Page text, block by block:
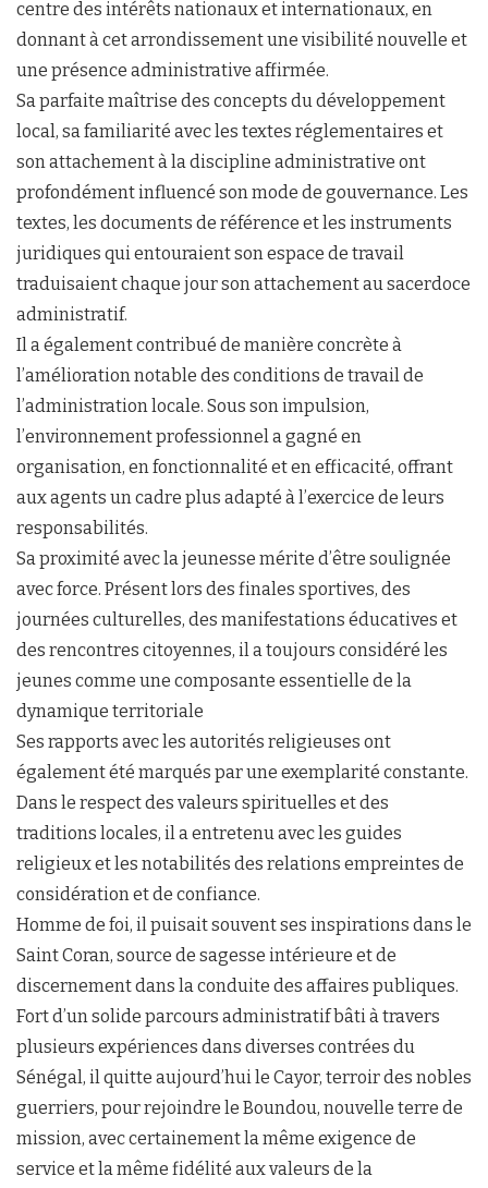
centre des intérêts nationaux et internationaux, en
donnant à cet arrondissement une visibilité nouvelle et
une présence administrative affirmée.
Sa parfaite maîtrise des concepts du développement
local, sa familiarité avec les textes réglementaires et
son attachement à la discipline administrative ont
profondément influencé son mode de gouvernance. Les
textes, les documents de référence et les instruments
juridiques qui entouraient son espace de travail
traduisaient chaque jour son attachement au sacerdoce
administratif.
Il a également contribué de manière concrète à
l’amélioration notable des conditions de travail de
l’administration locale. Sous son impulsion,
l’environnement professionnel a gagné en
organisation, en fonctionnalité et en efficacité, offrant
aux agents un cadre plus adapté à l’exercice de leurs
responsabilités.
Sa proximité avec la jeunesse mérite d’être soulignée
avec force. Présent lors des finales sportives, des
journées culturelles, des manifestations éducatives et
des rencontres citoyennes, il a toujours considéré les
jeunes comme une composante essentielle de la
dynamique territoriale
Ses rapports avec les autorités religieuses ont
également été marqués par une exemplarité constante.
Dans le respect des valeurs spirituelles et des
traditions locales, il a entretenu avec les guides
religieux et les notabilités des relations empreintes de
considération et de confiance.
Homme de foi, il puisait souvent ses inspirations dans le
Saint Coran, source de sagesse intérieure et de
discernement dans la conduite des affaires publiques.
Fort d’un solide parcours administratif bâti à travers
plusieurs expériences dans diverses contrées du
Sénégal, il quitte aujourd’hui le Cayor, terroir des nobles
guerriers, pour rejoindre le Boundou, nouvelle terre de
mission, avec certainement la même exigence de
service et la même fidélité aux valeurs de la